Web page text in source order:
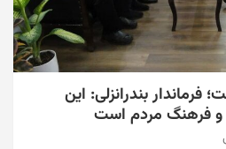
فرماندار بندرانزلی: این
و فرهنگ مردم است